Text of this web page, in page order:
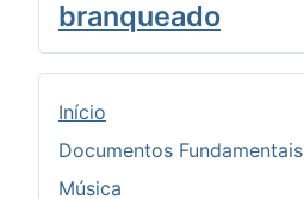
branqueado
Início
Documentos Fundamentais
Música